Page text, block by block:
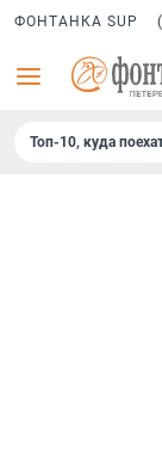
ФОНТАНКА SUP
Топ-10, куда